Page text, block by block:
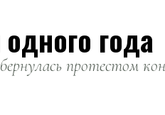
года
протестом